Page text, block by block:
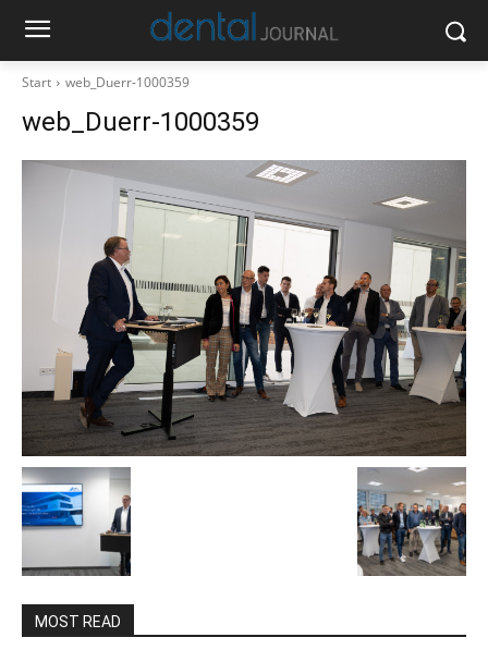
Start web_Duerr-1000359
web_Duerr-1000359
MOST READ